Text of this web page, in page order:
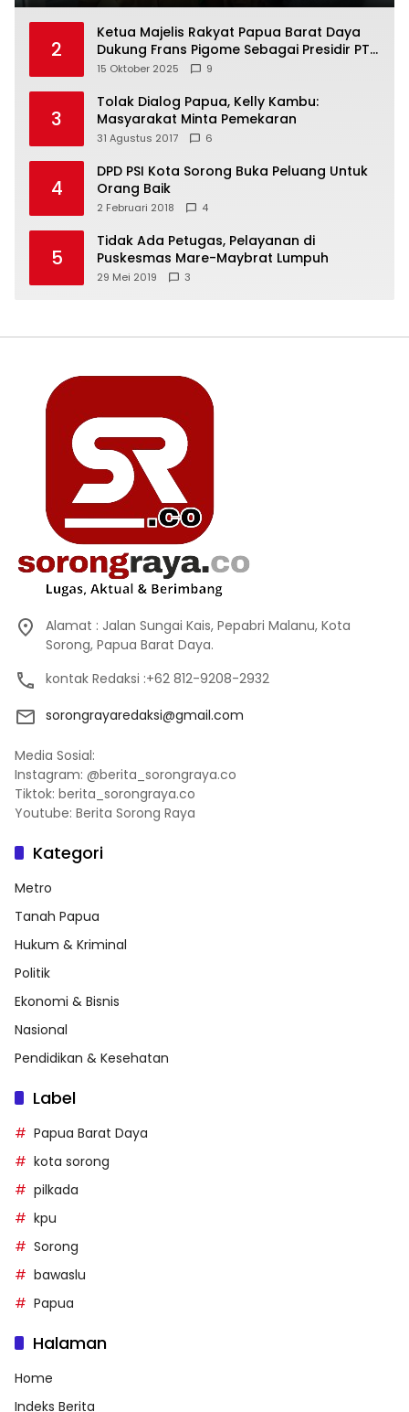
2
Ketua Majelis Rakyat Papua Barat Daya
Dukung Frans Pigome Sebagai Presidir PT
Freeport Indonesia
15 Oktober 2025 9
3
Tolak Dialog Papua, Kelly Kambu:
Masyarakat Minta Pemekaran
31 Agustus 2017 6
4
DPD PSI Kota Sorong Buka Peluang Untuk
Orang Baik
2 Februari 2018 4
5
Tidak Ada Petugas, Pelayanan di
Puskesmas Mare-Maybrat Lumpuh
29 Mei 2019 3
Alamat : Jalan Sungai Kais, Pepabri Malanu, Kota
Sorong, Papua Barat Daya.
kontak Redaksi :+62 812-9208-2932
sorongrayaredaksi@gmail.com
Media Sosial:
Instagram: @berita_sorongraya.co
Tiktok: berita_sorongraya.co
Youtube: Berita Sorong Raya
Kategori
Metro
Tanah Papua
Hukum & Kriminal
Politik
Ekonomi & Bisnis
Nasional
Pendidikan & Kesehatan
Label
Papua Barat Daya
kota sorong
pilkada
kpu
Sorong
bawaslu
Papua
Halaman
Home
Indeks Berita